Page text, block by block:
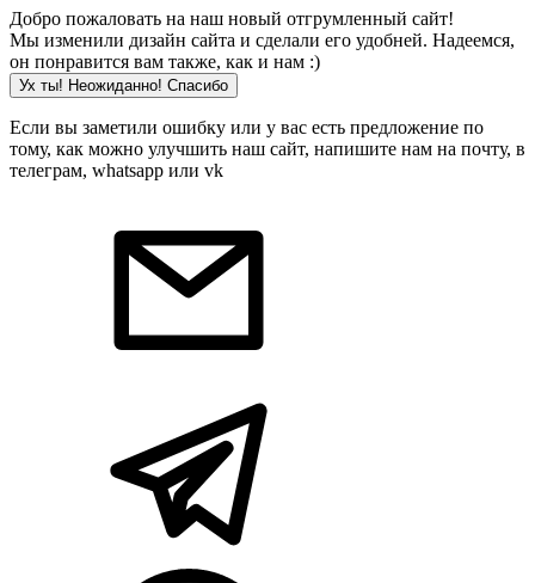
Добро пожаловать на наш новый отгрумленный сайт!
Мы изменили дизайн сайта и сделали его удобней. Надеемся,
он понравится вам также, как и нам :)
Ух ты! Неожиданно! Cпасибо
Если вы заметили ошибку или у вас есть предложение по
тому, как можно улучшить наш сайт, напишите нам на почту, в
телеграм, whatsapp или vk